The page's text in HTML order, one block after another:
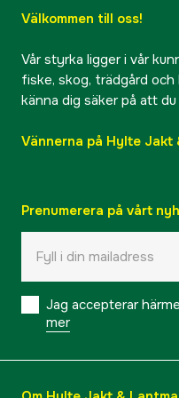
Välkommen till oss!
Vår styrka ligger i vår
fiske, skog, trädgård och
känna dig säker på att
Vännerna på Hylte Jakt
Prenumerera på vårt
Jag accepterar
mer